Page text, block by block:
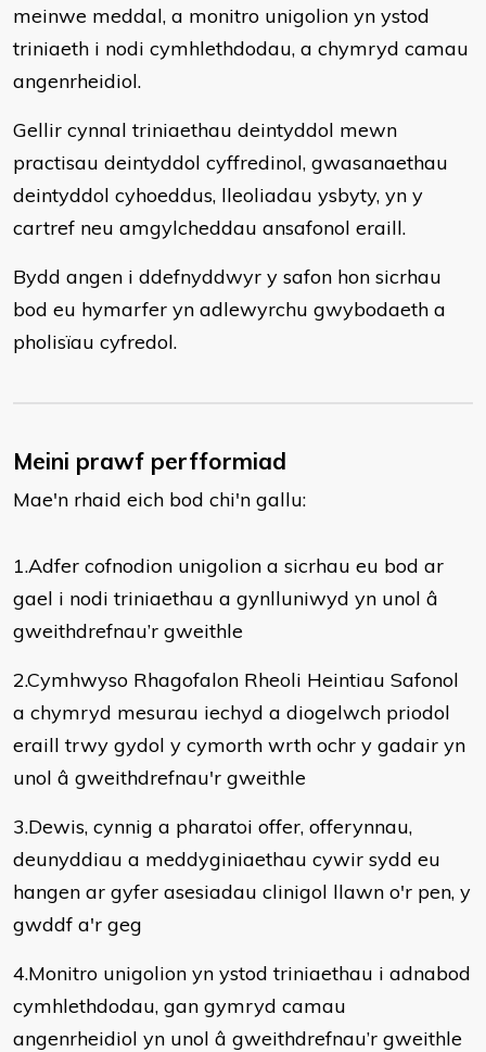
meinwe meddal, a monitro unigolion yn ystod
triniaeth i nodi cymhlethdodau, a chymryd camau
angenrheidiol.
Gellir cynnal triniaethau deintyddol mewn
practisau deintyddol cyffredinol, gwasanaethau
deintyddol cyhoeddus, lleoliadau ysbyty, yn y
cartref neu amgylcheddau ansafonol eraill.
Bydd angen i ddefnyddwyr y safon hon sicrhau
bod eu hymarfer yn adlewyrchu gwybodaeth a
pholisïau cyfredol.
Meini prawf perfformiad
Mae'n rhaid eich bod chi'n gallu:
1.Adfer cofnodion unigolion a sicrhau eu bod ar
gael i nodi triniaethau a gynlluniwyd yn unol â
gweithdrefnau’r gweithle
2.Cymhwyso Rhagofalon Rheoli Heintiau Safonol
a chymryd mesurau iechyd a diogelwch priodol
eraill trwy gydol y cymorth wrth ochr y gadair yn
unol â gweithdrefnau'r gweithle
3.Dewis, cynnig a pharatoi offer, offerynnau,
deunyddiau a meddyginiaethau cywir sydd eu
hangen ar gyfer asesiadau clinigol llawn o'r pen, y
gwddf a'r geg
4.Monitro unigolion yn ystod triniaethau i adnabod
cymhlethdodau, gan gymryd camau
angenrheidiol yn unol â gweithdrefnau’r gweithle